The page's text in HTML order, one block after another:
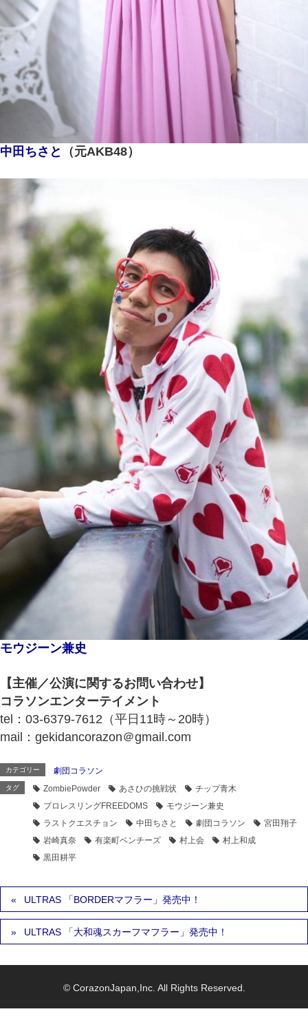
中田ちさと （元AKB48）
モウジーン兼史
【主催／公演に関するお問い合わせ】
コラソンエンターテイメント
tel：03-6379-7612（平日11時～20時）
mail：gekidancorazon＠gmail.com
カテゴリー 劇団コラソン
タグ ZombiePowder あさひの挑戦状
チップ青木
プロレスリングFREEDOMS
モウジーン兼史
ラストクエスチョン
中田ちさと 劇団コラソン
宮田翔子
岩崎真奈
有楽町ベンチーズ 村上会
村上和成
黒田耕平
ULTRAS 「BORDERマフラー」発売中！
ULTRAS 「大和魂スカーフマフラー」発売中！
© CorazonJapan,Inc. All Rights Reserved.